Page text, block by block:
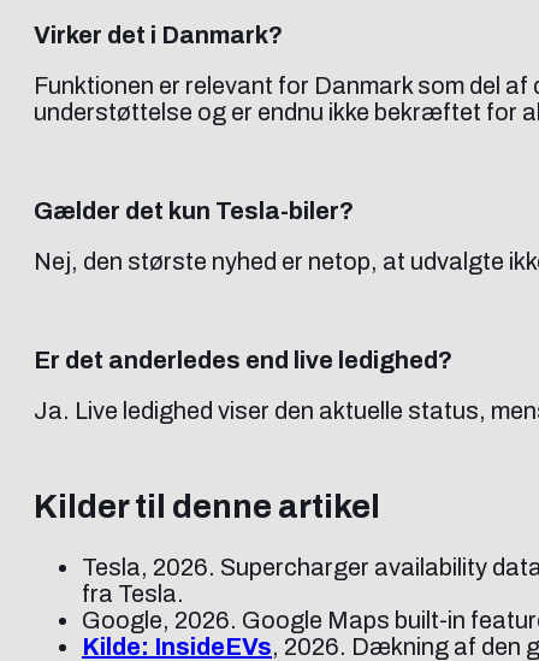
Virker det i Danmark?
Funktionen er relevant for Danmark som del
understøttelse og er endnu ikke bekræftet for
Gælder det kun Tesla-biler?
Nej, den største nyhed er netop, at udvalgte
Er det anderledes end live ledighed?
Ja. Live ledighed viser den aktuelle status,
Kilder til denne artikel
Tesla, 2026. Supercharger availability
fra Tesla.
Google, 2026. Google Maps built-in
Kilde: InsideEVs, 2026. Dækning af den